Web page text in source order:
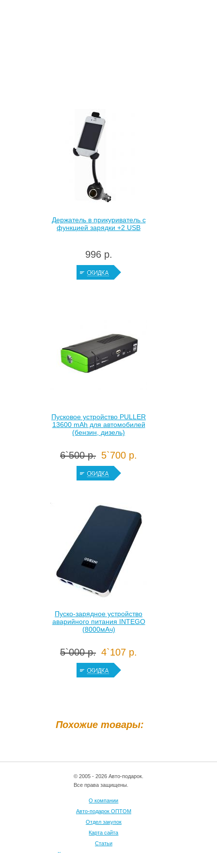
Похожие товары:
Держатель в прикуриватель с
функцией зарядки +2 USB
996 р.
Пусковое устройство PULLER
13600 mAh для автомобилей
(бензин, дизель)
6`500 р. 5`700 р.
Пуско-зарядное устройство
аварийного питания INTEGO
(8000мАч)
5`000 р. 4`107 р.
© 2005 - 2026 Авто-подарок.
Все права защищены.
О компании
Авто-подарок ОПТОМ
Отдел закупок
Карта сайта
Статьи